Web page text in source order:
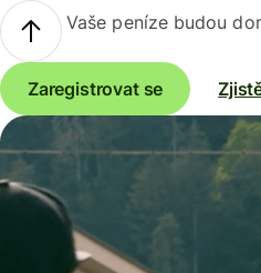
Vaše peníze budou
Zaregistrovat se